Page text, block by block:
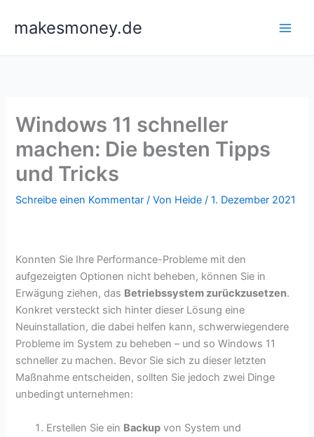
Inhaltmakesmoney.de
Windows 11 schneller
machen: Die besten Tipps
und Tricks
Schreibe einen Kommentar / Von Heide/1. Dezember 2021
Konnten Sie Ihre Performance-Probleme mit den
aufgezeigten Optionen nicht beheben, können Sie in
Erwägung ziehen, das Betriebssystem zurückzusetzen.
Konkret versteckt sich hinter dieser Lösung eine
Neuinstallation, die dabei helfen kann, schwerwiegendere
Probleme im System zu beheben – und so Windows 11
schneller zu machen. Bevor Sie sich zu dieser letzten
Maßnahme entscheiden, sollten Sie jedoch zwei Dinge
unbedingt unternehmen:
Erstellen Sie ein Backup von System und